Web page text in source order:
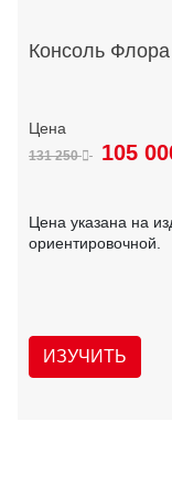
Консоль
131 250 105
Цена указана на
ориентировочной.
ИЗУЧИТЬ